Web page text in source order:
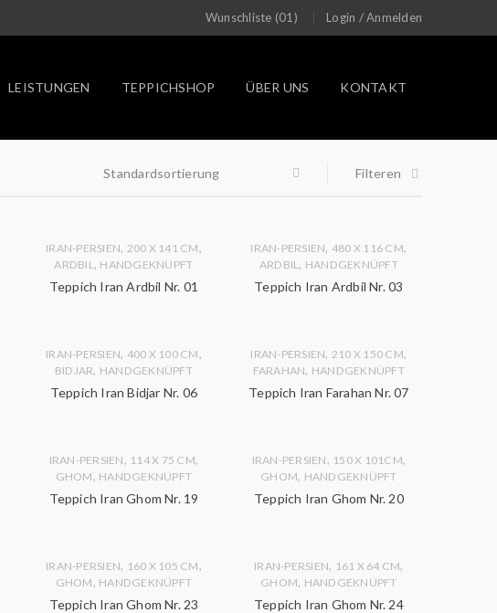
Wunschliste (01) Login /Anmelden
LEISTUNGEN TEPPICHSHOP ÜBER UNS KONTAKT
Filteren
Standardsortierung
IRAN-PERSIEN, 200 X 141 CM,
ARDBIL, HANDGEKNÜPFT
Teppich Iran Ardbil Nr. 01
IRAN-PERSIEN, 480 X 116 CM,
ARDBIL, HANDGEKNÜPFT
Teppich Iran Ardbil Nr. 03
IRAN-PERSIEN, 400 X 100 CM,
BIDJAR, HANDGEKNÜPFT
Teppich Iran Bidjar Nr. 06
IRAN-PERSIEN, 210 X 150 CM,
FARAHAN, HANDGEKNÜPFT
Teppich Iran Farahan Nr. 07
IRAN-PERSIEN, 114 X 75 CM,
GHOM, HANDGEKNÜPFT
Teppich Iran Ghom Nr. 19
IRAN-PERSIEN, 150 X 101CM,
GHOM, HANDGEKNÜPFT
Teppich Iran Ghom Nr. 20
IRAN-PERSIEN, 160 X 105 CM,
GHOM, HANDGEKNÜPFT
Teppich Iran Ghom Nr. 23
IRAN-PERSIEN, 161 X 64 CM,
GHOM, HANDGEKNÜPFT
Teppich Iran Ghom Nr. 24